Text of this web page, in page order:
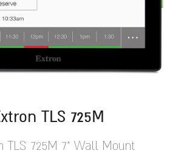
TLS 725M
TLS 725M 7" Wall Mount...